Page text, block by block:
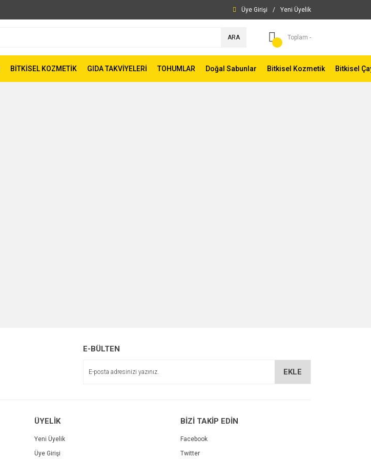
Üye Girişi / Yeni Üyelik
ARA Toplam -
BİTKİSEL KOZMETİK GIDA TAKVİYELERİ TOHUMLAR Doğal Sabunlar Bitkisel Kozmetik Bitkisel
E-BÜLTEN
EKLE
ÜYELİK
Yeni Üyelik
Üye Girişi
BİZİ TAKİP EDİN
Facebook
Twitter